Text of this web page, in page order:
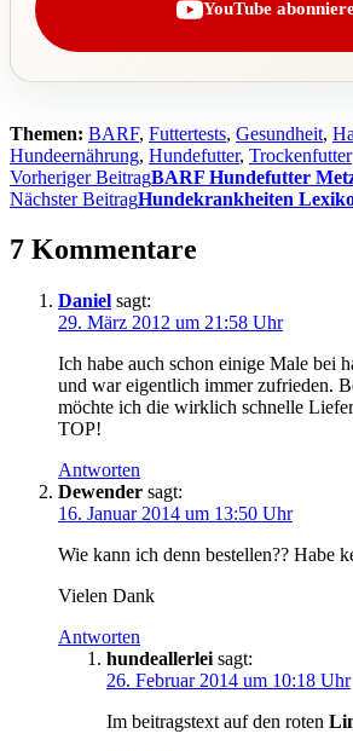
YouTube
Themen: BARF, Futtertests, Gesundheit,
Hundeernährung, Hundefutter, Trockenfutter
Beitragsnavigation
Vorheriger BeitragBARF Hundefutter
Nächster BeitragHundekrankheiten
7 Kommentare
Daniel sagt:
29. März 2012 um 21:58 Uhr
Ich habe auch schon einige Male bei
und war eigentlich immer zufrieden.
möchte ich die wirklich schnelle
TOP!
Antworten
Dewender sagt:
16. Januar 2014 um 13:50 Uhr
Wie kann ich denn bestellen?? Habe
Vielen Dank
Antworten
hundeallerlei sagt:
26. Februar 2014 um 10:18 Uhr
Im beitragstext auf den roten